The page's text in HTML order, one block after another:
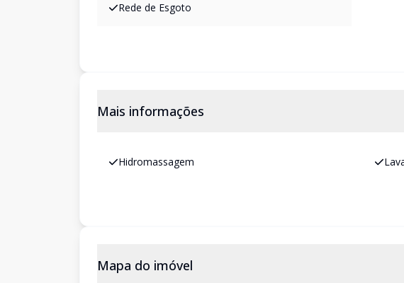
Rede de Esgoto
Mais informações
Hidromassagem
Mapa do imóvel